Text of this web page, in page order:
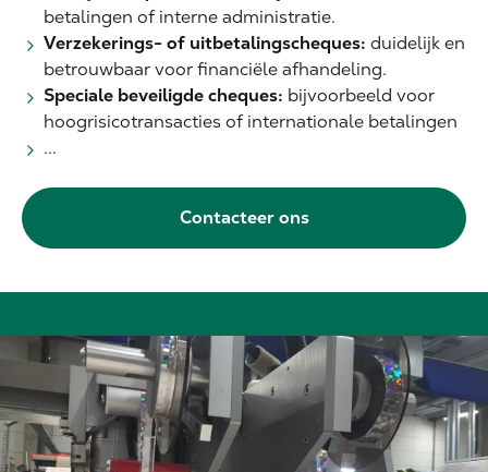
betalingen of interne administratie.
Verzekerings- of uitbetalingscheques: duidelijk en
betrouwbaar voor financiële afhandeling.
Speciale beveiligde cheques: bijvoorbeeld voor
hoogrisicotransacties of internationale betalingen
...
Contacteer ons